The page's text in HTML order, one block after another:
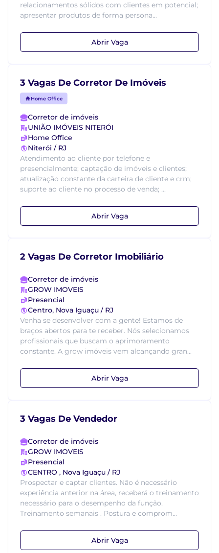
relacionamentos sólidos com clientes em potencial;
apresentar produtos de forma persona...
Abrir Vaga
3 Vagas De Corretor De Imóveis
Home Office
Corretor de imóveis
UNIÃO IMÓVEIS NITERÓI
Home Office
Niterói / RJ
Atendimento ao cliente por telefone e
presencialmente; captação de imóveis e clientes;
atualização constante da carteira de cliente e crm;
suporte ao cliente no processo de venda; ...
Abrir Vaga
2 Vagas De Corretor Imobiliário
Corretor de imóveis
GROW IMOVEIS
Presencial
Centro, Nova Iguaçu / RJ
Venha se desenvolver com a gente! Estamos de
braços abertos para te receber. Nós selecionamos
profissionais que buscam o aprimoramento
constante. A grow imóveis vem alcançando gran...
Abrir Vaga
3 Vagas De Vendedor
Corretor de imóveis
GROW IMOVEIS
Presencial
CENTRO , Nova Iguaçu / RJ
Prospectar e captar clientes. Não é necessário
experiência anterior na área, receberá o treinamento
necessário para o desempenho da função.
Treinamento semanais . Postura e comprom...
Abrir Vaga